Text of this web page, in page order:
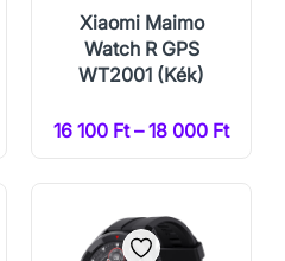
Xiaomi Maimo
Watch R GPS
WT2001 (Kék)
16 100 Ft – 18 000 Ft